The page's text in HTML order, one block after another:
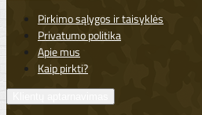
Pirkimo sąlygos ir taisyklės
Privatumo politika
Apie mus
Kaip pirkti?